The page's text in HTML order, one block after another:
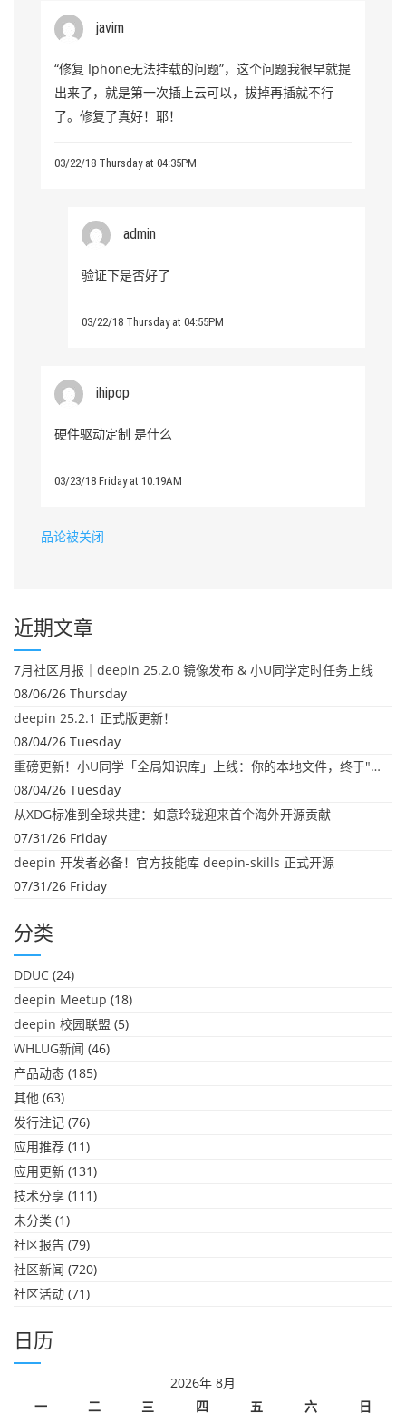
javim
“修复 Iphone无法挂载的问题”，这个问题我很早就提
出来了，就是第一次插上云可以，拔掉再插就不行
了。修复了真好！耶！
03/22/18 Thursday at 04:35PM
admin
验证下是否好了
03/22/18 Thursday at 04:55PM
ihipop
硬件驱动定制 是什么
03/23/18 Friday at 10:19AM
品论被关闭
近期文章
7月社区月报｜deepin 25.2.0 镜像发布 & 小U同学定时任务上线
08/06/26 Thursday
deepin 25.2.1 正式版更新！
08/04/26 Tuesday
重磅更新！小U同学「全局知识库」上线：你的本地文件，终于"活"起来了
08/04/26 Tuesday
从XDG标准到全球共建：如意玲珑迎来首个海外开源贡献
07/31/26 Friday
deepin 开发者必备！官方技能库 deepin-skills 正式开源
07/31/26 Friday
分类
DDUC (24)
deepin Meetup (18)
deepin 校园联盟 (5)
WHLUG新闻 (46)
产品动态 (185)
其他 (63)
发行注记 (76)
应用推荐 (11)
应用更新 (131)
技术分享 (111)
未分类 (1)
社区报告 (79)
社区新闻 (720)
社区活动 (71)
日历
2026年 8月
一
二 三 四 五 六
日